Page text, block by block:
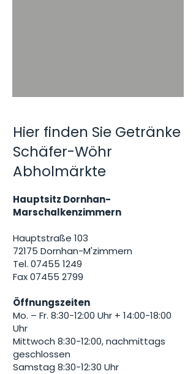
Hier finden Sie Getränke
Schäfer-Wöhr
Abholmärkte
Hauptsitz Dornhan-
Marschalkenzimmern
​Hauptstraße 103
72175 Dornhan-M'zimmern
Tel. 07455 1249
Fax 07455 2799
Öffnungszeiten
Mo. – Fr. 8:30-12:00 Uhr + 14:00-18:00
Uhr
Mittwoch 8:30-12:00, nachmittags
geschlossen
Samstag 8:30-12:30 Uhr